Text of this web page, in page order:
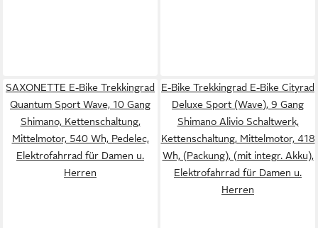
SAXONETTE E-Bike Trekkingrad
Quantum Sport Wave, 10 Gang
Shimano, Kettenschaltung,
Mittelmotor, 540 Wh, Pedelec,
Elektrofahrrad für Damen u.
Herren
E-Bike Trekkingrad E-Bike Cityrad
Deluxe Sport (Wave), 9 Gang
Shimano Alivio Schaltwerk,
Kettenschaltung, Mittelmotor, 418
Wh, (Packung), (mit integr. Akku),
Elektrofahrrad für Damen u.
Herren